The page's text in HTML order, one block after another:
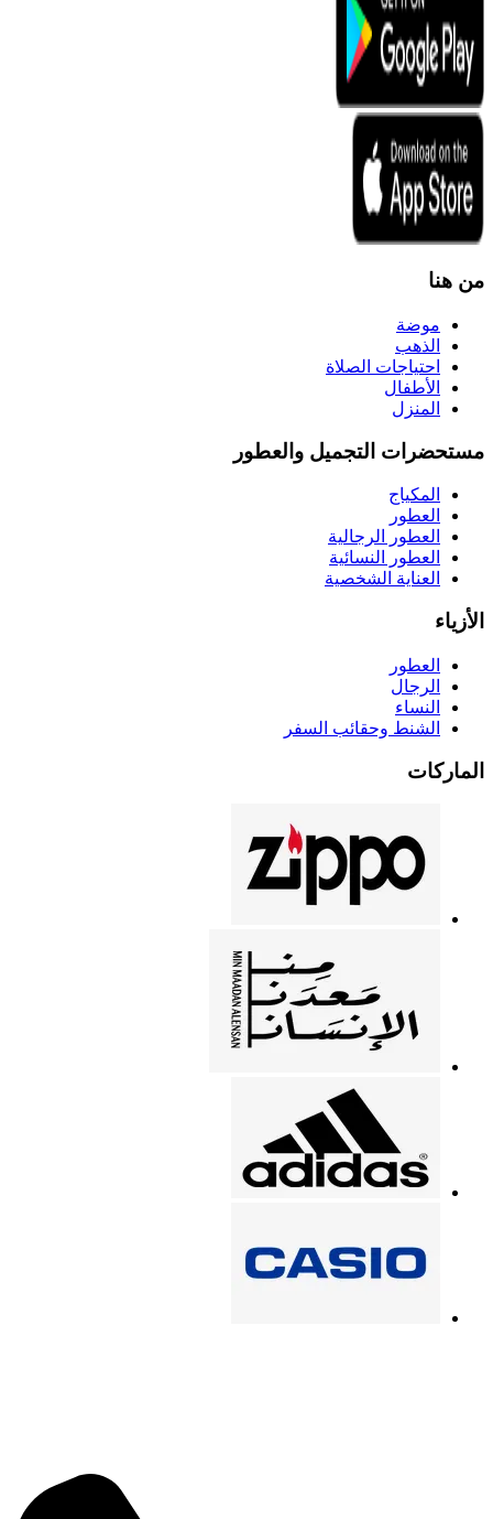
من هنا
موضة
الذهب
احتياجات الصلاة
الأطفال
المنزل
مستحضرات التجميل والعطور
المكياج
العطور
العطور الرجالية
العطور النسائية
العناية الشخصية
الأزياء
العطور
الرجال
النساء
الشنط وحقائب السفر
الماركات